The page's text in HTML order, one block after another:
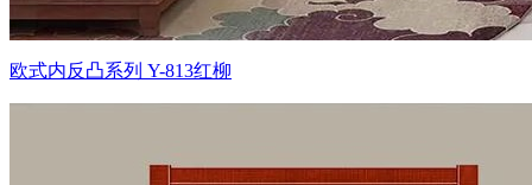
欧式内反凸系列 Y-813红柳